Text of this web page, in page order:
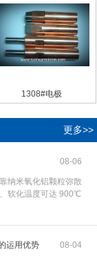
1308#电极
更多>>
08-06
纳米氧化铝颗粒弥散
软化温度可达 900℃
08-04
运用优势